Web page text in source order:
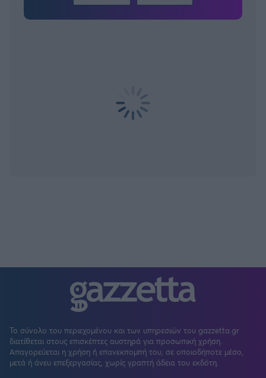
Το σύνολο του περιεχομένου και των υπηρεσιών του gazzetta.gr
διατίθεται στους επισκέπτες αυστηρά για προσωπική χρήση.
Απαγορεύεται η χρήση ή επανεκπομπή του, σε οποιοδήποτε μέσο,
μετά ή άνευ επεξεργασίας, χωρίς γραπτή άδεια του εκδότη.